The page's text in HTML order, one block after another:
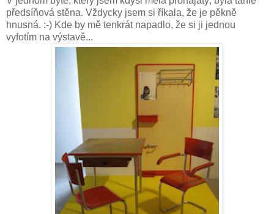
předsíňová stěna. Vždycky jsem si říkala, že je pěkně
hnusná. :-) Kde by mě tenkrát napadlo, že si ji jednou
vyfotím na výstavě...